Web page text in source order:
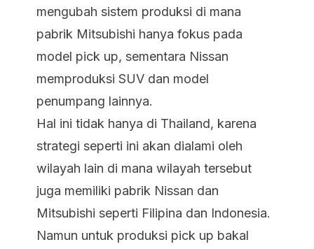
mengubah sistem produksi di mana
pabrik Mitsubishi hanya fokus pada
model pick up, sementara Nissan
memproduksi SUV dan model
penumpang lainnya.
Hal ini tidak hanya di Thailand, karena
strategi seperti ini akan dialami oleh
wilayah lain di mana wilayah tersebut
juga memiliki pabrik Nissan dan
Mitsubishi seperti Filipina dan Indonesia.
Namun untuk produksi pick up bakal